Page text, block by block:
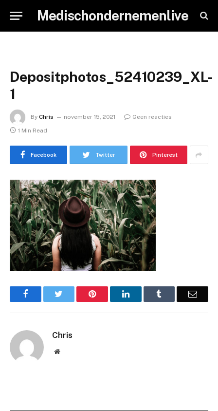
Medischondernemenlive
Depositphotos_52410239_XL-
1
By Chris november 15, 2021
Geen reacties
1 Min Read
Facebook Twitter Pinterest
Facebook Pinterest LinkedIn Email
Chris
Website